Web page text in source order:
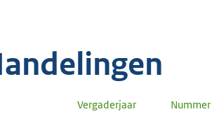
Vergaderjaar Nummer